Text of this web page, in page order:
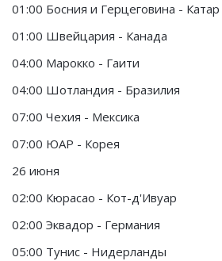
01:00 Босния и Герцеговина - Катар
01:00 Швейцария - Канада
04:00 Марокко - Гаити
04:00 Шотландия - Бразилия
07:00 Чехия - Мексика
07:00 ЮАР - Корея
26 июня
02:00 Кюрасао - Кот-д'Ивуар
02:00 Эквадор - Германия
05:00 Тунис - Нидерланды